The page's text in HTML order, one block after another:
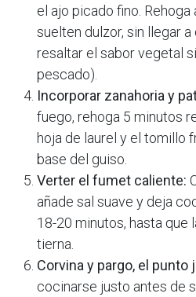
el ajo picado fino.
suelten dulzor, sin llegar
resaltar el sabor vegetal
pescado).
Incorporar zanahoria y
fuego, rehoga 5 minutos
hoja de laurel y el tomillo
base del guiso.
Verter el fumet caliente:
añade sal suave y deja
18-20 minutos, hasta que
tierna.
Corvina y pargo, el punto
cocinarse justo antes de